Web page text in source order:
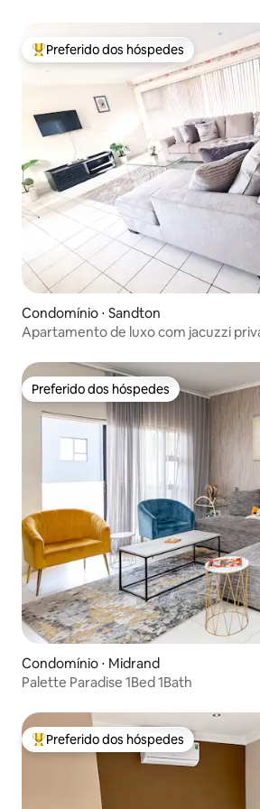
Entre os melhores preferidos dos
Preferido dos hóspedes
Condomínio ⋅ Sandton
Apartamento de luxo com jacuzzi
Preferido dos hóspedes
Preferido dos hóspedes
Condomínio ⋅ Midrand
Palette Paradise 1Bed 1Bath
Entre os melhores preferidos dos
Preferido dos hóspedes